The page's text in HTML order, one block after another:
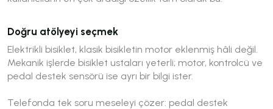
Doğru atölyeyi seçmek
Elektrikli bisiklet, klasik bisikletin motor eklenmiş hâli değil.
Mekanik işlerde bisiklet ustaları yeterli; motor, kontrolcü ve
pedal destek sensörü ise ayrı bir bilgi ister.
Telefonda tek soru meseleyi çözer: pedal destek